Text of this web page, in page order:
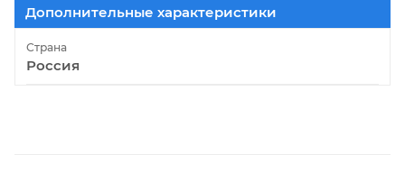
Дополнительные характеристики
Страна
Россия